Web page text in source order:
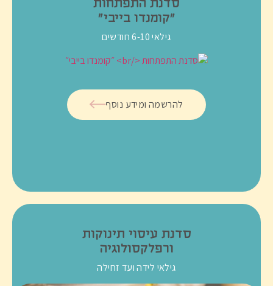
סדנת התפתחות
״קומנדו בייבי״
גילאי 6-10 חודשים
להרשמה ומידע נוסף
סדנת עיסוי תינוקות
ורפלקסולוגיה
גילאי לידה ועד זחילה